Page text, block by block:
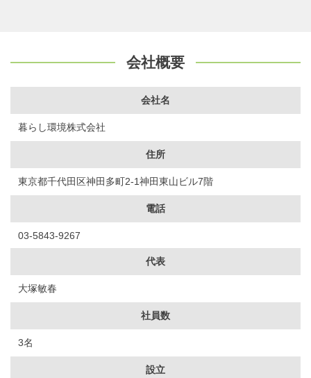
会社概要
会社名
暮らし環境株式会社
住所
東京都千代田区神田多町2-1神田東山ビル7階
電話
03-5843-9267
代表
大塚敏春
社員数
3名
設立